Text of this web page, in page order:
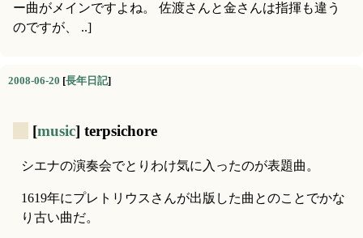
ー曲がメインですよね。 佐渡さんと金さんは指揮も違う
のですが、 ..]
2008-06-20 [長年日記]
[music] terpsichore
シエナの演奏会でとりわけ気に入ったのが表題曲。
1619年にプレトリウスさんが出版した曲とのことでかな
り古い曲だ。